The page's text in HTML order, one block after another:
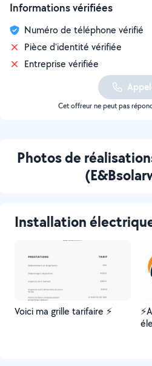
Informations vérifiées
Numéro de téléphone vérifié
Pièce d'identité vérifiée
Entreprise vérifiée
Cet offreur ne peut pas
Photos de
Installation
Voici ma grille tarifaire ⚡️